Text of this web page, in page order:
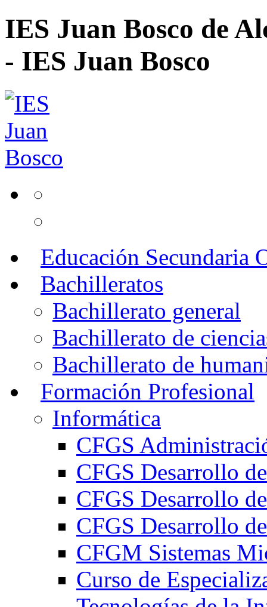
IES Juan Bosco de
- IES Juan Bosco
Educación Secundaria
Bachilleratos
Bachillerato general
Bachillerato de
Bachillerato de
Formación Profesional
Informática
CFGS
CFGS Desarrollo
CFGS Desarrollo
CFGS Desarrollo
CFGM Sistemas
Curso de